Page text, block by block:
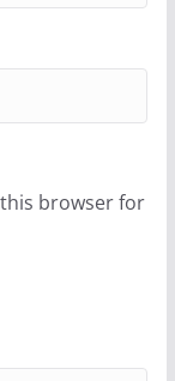
browser for